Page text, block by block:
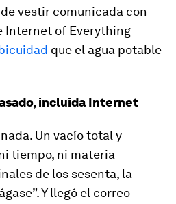
vestir comunicada con
Internet of Everything
que el agua potable
incluida Internet
Un vacío total y
tiempo, ni materia
de los sesenta, la
Y llegó el correo